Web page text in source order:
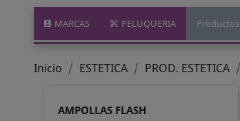
MARCAS PELUQUERIA Productos
Inicio ESTETICA PROD. ESTETICA
AMPOLLAS FLASH